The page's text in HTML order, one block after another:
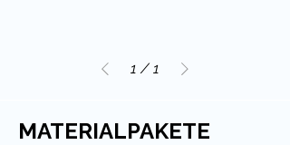
1 / 1
MATERIALPAKETE